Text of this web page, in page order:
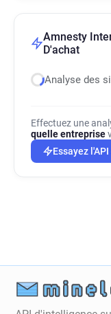
Amnesty
D'achat
Analyse des
Effectuez une
quelle entreprise
Essayez